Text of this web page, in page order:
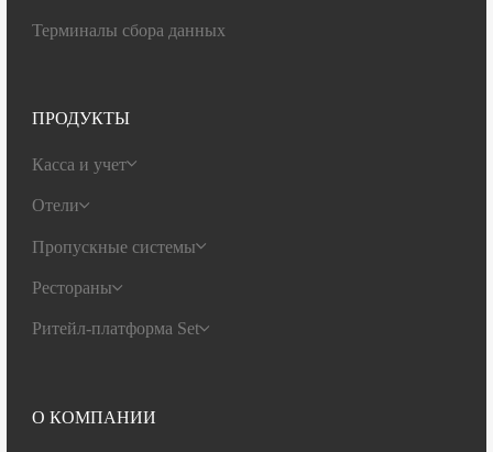
Терминалы сбора данных
ПРОДУКТЫ
Касса и учет
Отели
Пропускные системы
Рестораны
Ритейл-платформа Set
О КОМПАНИИ